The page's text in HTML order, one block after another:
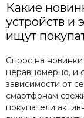
Какие
устройств и
ищут
Спрос на
неравномерно, и
зависимости от
смартфонам
покупатели